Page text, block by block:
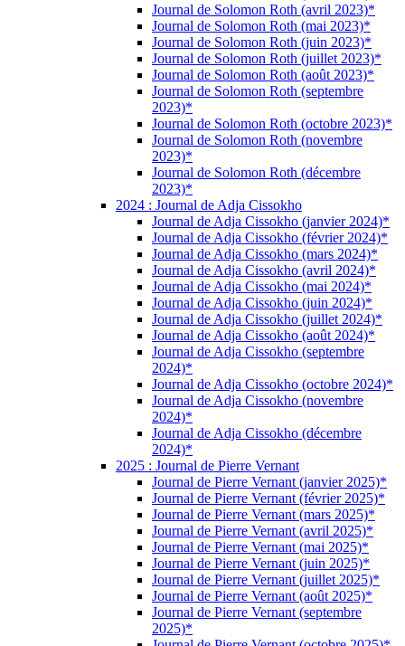
Journal de Solomon Roth (avril 2023)*
Journal de Solomon Roth (mai 2023)*
Journal de Solomon Roth (juin 2023)*
Journal de Solomon Roth (juillet 2023)*
Journal de Solomon Roth (août 2023)*
Journal de Solomon Roth (septembre
2023)*
Journal de Solomon Roth (octobre 2023)*
Journal de Solomon Roth (novembre
2023)*
Journal de Solomon Roth (décembre
2023)*
2024 : Journal de Adja Cissokho
Journal de Adja Cissokho (janvier 2024)*
Journal de Adja Cissokho (février 2024)*
Journal de Adja Cissokho (mars 2024)*
Journal de Adja Cissokho (avril 2024)*
Journal de Adja Cissokho (mai 2024)*
Journal de Adja Cissokho (juin 2024)*
Journal de Adja Cissokho (juillet 2024)*
Journal de Adja Cissokho (août 2024)*
Journal de Adja Cissokho (septembre
2024)*
Journal de Adja Cissokho (octobre 2024)*
Journal de Adja Cissokho (novembre
2024)*
Journal de Adja Cissokho (décembre
2024)*
2025 : Journal de Pierre Vernant
Journal de Pierre Vernant (janvier 2025)*
Journal de Pierre Vernant (février 2025)*
Journal de Pierre Vernant (mars 2025)*
Journal de Pierre Vernant (avril 2025)*
Journal de Pierre Vernant (mai 2025)*
Journal de Pierre Vernant (juin 2025)*
Journal de Pierre Vernant (juillet 2025)*
Journal de Pierre Vernant (août 2025)*
Journal de Pierre Vernant (septembre
2025)*